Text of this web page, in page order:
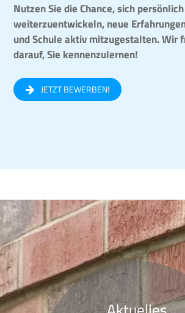
Nutzen Sie die Chance, sich persönlich
weiterzuentwickeln, neue
und Schule aktiv mitzugestalten. Wir
darauf, Sie kennenzulernen!
JETZT BEWERBEN!